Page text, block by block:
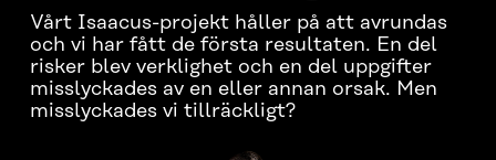
Vårt Isaacus-projekt håller på att avrundas
och vi har fått de första resultaten. En del
risker blev verklighet och en del uppgifter
misslyckades av en eller annan orsak. Men
misslyckades vi tillräckligt?